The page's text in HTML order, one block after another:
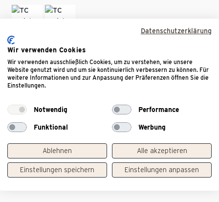
Datenschutzerklärung
Wir verwenden Cookies
Wir verwenden ausschließlich Cookies, um zu verstehen, wie unsere
Website genutzt wird und um sie kontinuierlich verbessern zu können. Für
weitere Informationen und zur Anpassung der Präferenzen öffnen Sie die
Einstellungen.
Notwendig Performance
Funktional Werbung
Ablehnen Alle akzeptieren
Einstellungen speichern Einstellungen anpassen
TC Barista CC 1000gx8
SPOUT
Artikelnummer:
roten Beeren
Kollo
Inhalt: 8 x 1 kg